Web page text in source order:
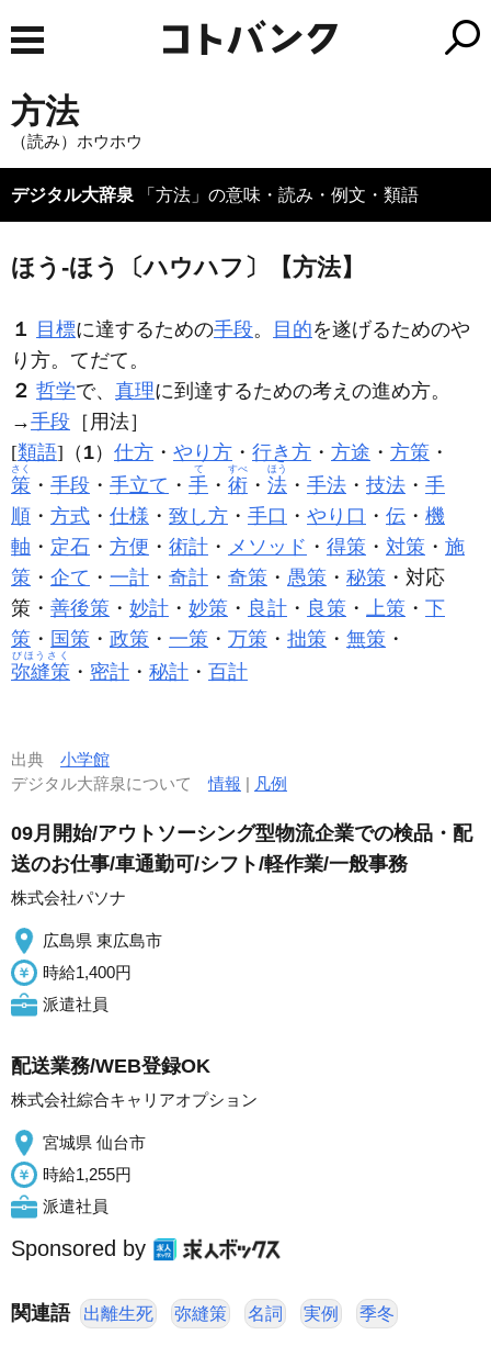
方法
（読み）ホウホウ
デジタル大辞泉 「方法」の意味・読み・例文・類語
ほう‐ほう〔ハウハフ〕【方法】
１ 目標に達するための手段。 目的を遂げるためのや
り方。てだて。
２ 哲学で、 真理に到達するための考えの進め方。
→手段 ［用法］
[類語]（ 1） 仕方 ・ やり方 ・ 行き方 ・ 方途 ・ 方策 ・
策
さく
・ 手段 ・ 手立て ・ 手
て
・ 術
すべ
・ 法
ほう
・ 手法 ・ 技法 ・ 手
順 ・ 方式 ・ 仕様 ・ 致し方 ・ 手口 ・ やり口 ・ 伝 ・ 機
軸 ・ 定石 ・ 方便 ・ 術計 ・ メソッド ・ 得策 ・ 対策 ・ 施
策 ・ 企て ・ 一計 ・ 奇計 ・ 奇策 ・ 愚策 ・ 秘策 ・対応
策・ 善後策 ・ 妙計 ・ 妙策 ・ 良計 ・ 良策 ・ 上策 ・ 下
策 ・ 国策 ・ 政策 ・ 一策 ・ 万策 ・ 拙策 ・ 無策 ・
弥縫策
びほうさく
・ 密計 ・ 秘計 ・ 百計
出典 小学館
デジタル大辞泉について情報 | 凡例
09月開始/アウトソーシング型物流企業での検品・配
送のお仕事/車通勤可/シフト/軽作業/一般事務
株式会社パソナ
広島県 東広島市
時給1,400円
派遣社員
配送業務/WEB登録OK
株式会社綜合キャリアオプション
宮城県 仙台市
時給1,255円
派遣社員
Sponsored by
関連語 出離生死 弥縫策 名詞 実例 季冬